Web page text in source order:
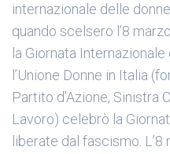
internazionale delle
quando scelsero l’8
la Giornata Internazionale
l’Unione Donne in Italia
Partito d’Azione, Sinistra
Lavoro) celebrò la
liberate dal fascismo.